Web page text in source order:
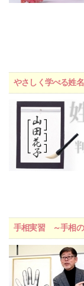
やさしく学べる姓名
手相実習 ～手相の